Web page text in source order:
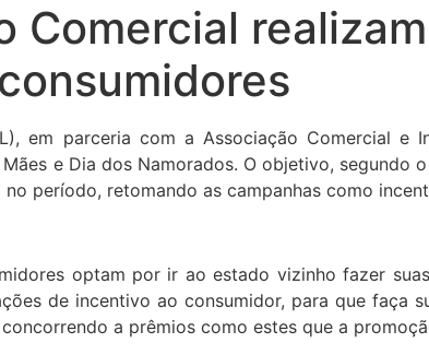
Comercial
em parceria com a Associação Comercial e
e Dia dos Namorados. O objetivo, segundo
período, retomando as campanhas como
optam por ir ao estado vizinho fazer
de incentivo ao consumidor, para que faça
a prêmios como estes que a